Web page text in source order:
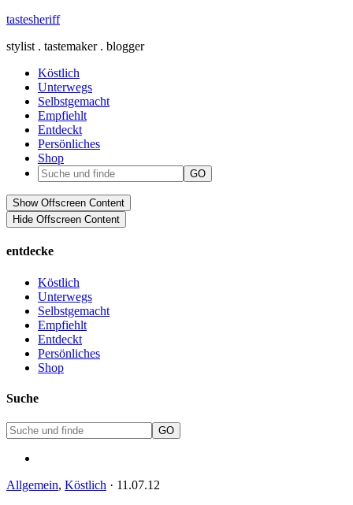
tastesheriff
stylist . tastemaker . blogger
Köstlich
Unterwegs
Selbstgemacht
Empfiehlt
Entdeckt
Persönliches
Shop
Show Offscreen Content
Hide Offscreen Content
entdecke
Köstlich
Unterwegs
Selbstgemacht
Empfiehlt
Entdeckt
Persönliches
Shop
Suche
Allgemein, Köstlich · 11.07.12